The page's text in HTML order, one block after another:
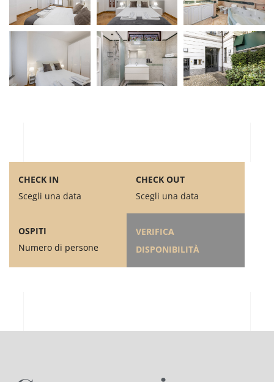
CHECK IN
Scegli una data
CHECK OUT
Scegli una data
OSPITI
Numero di persone
VERIFICA
DISPONIBILITÀ